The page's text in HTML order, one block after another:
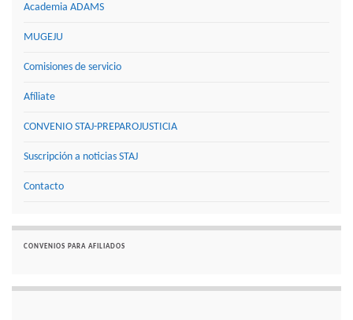
Academia ADAMS
MUGEJU
Comisiones de servicio
Afíliate
CONVENIO STAJ-PREPAROJUSTICIA
Suscripción a noticias STAJ
Contacto
CONVENIOS PARA AFILIADOS